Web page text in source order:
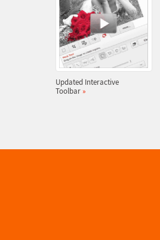
Updated Interactive
Toolbar »